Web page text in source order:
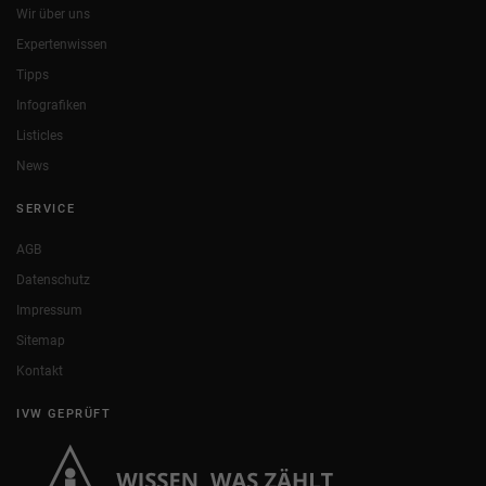
Wir über uns
Expertenwissen
Tipps
Infografiken
Listicles
News
SERVICE
AGB
Datenschutz
Impressum
Sitemap
Kontakt
IVW GEPRÜFT